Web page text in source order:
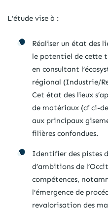
L’étude vise à :
Réaliser un état des
le potentiel de cette
en consultant
régional (Industrie/
Cet état des lieux
de matériaux (cf ci-
aux principaux
filières confondues.
Identifier des pistes
d’ambitions de
compétences,
l’émergence de
revalorisation des